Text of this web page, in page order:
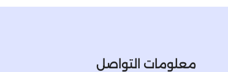
معلومات التواصل